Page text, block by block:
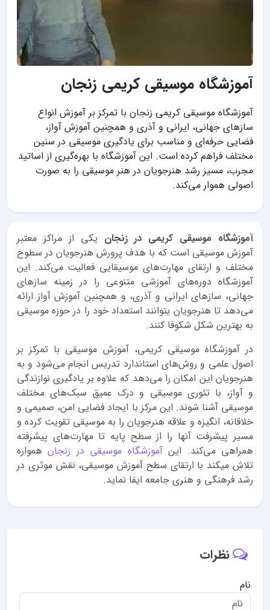
آموزشگاه موسیقی کریمی زنجان
آموزشگاه موسیقی کریمی زنجان با تمرکز بر آموزش انواع
سازهای جهانی، ایرانی و آذری و همچنین آموزش آواز،
فضایی حرفه‌ای و مناسب برای یادگیری موسیقی در سنین
مختلف فراهم کرده است. این آموزشگاه با بهره‌گیری از اساتید
مجرب، مسیر رشد هنرجویان در هنر موسیقی را به صورت
اصولی هموار می‌کند.
آموزشگاه موسیقی کریمی در زنجان یکی از مراکز معتبر
آموزش موسیقی است که با هدف پرورش هنرجویان در سطوح
مختلف و ارتقای مهارت‌های موسیقایی فعالیت می‌کند. این
آموزشگاه دوره‌های آموزشی متنوعی را در زمینه سازهای
جهانی، سازهای ایرانی و آذری، و همچنین آموزش آواز ارائه
می‌دهد تا هنرجویان بتوانند استعداد خود را در حوزه موسیقی
به بهترین شکل شکوفا کنند.
در آموزشگاه موسیقی کریمی، آموزش موسیقی با تمرکز بر
اصول علمی و روش‌های استاندارد تدریس انجام می‌شود و به
هنرجویان این امکان را می‌دهد که علاوه بر یادگیری نوازندگی
و آواز، با تئوری موسیقی و درک عمیق سبک‌های مختلف
موسیقی آشنا شوند. این مرکز با ایجاد فضایی امن، صمیمی و
خلاقانه، انگیزه و علاقه هنرجویان را به موسیقی تقویت کرده و
مسیر پیشرفت آنها را از سطح پایه تا مهارت‌های پیشرفته
همراهی می‌کند. اینآموزشگاه موسیقی در زنجانهمواره
تلاش میکند با ارتقای سطح آموزش موسیقی، نقش موثری در
رشد فرهنگی و هنری جامعه ایفا نماید.
نظرات
نام